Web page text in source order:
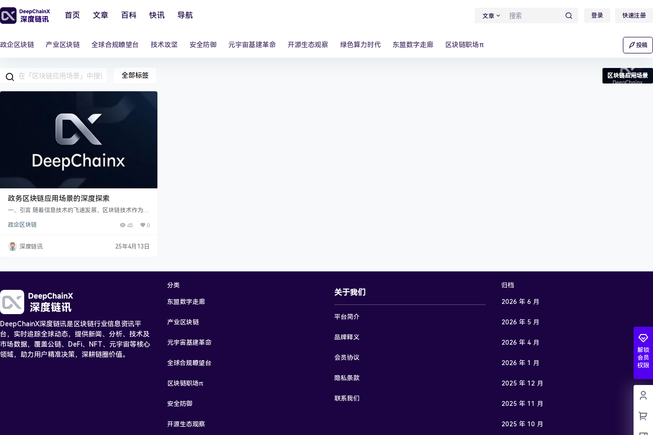
首页 文章 百科 快讯 导航 文章 登录 快速注册
政企区块链 产业区块链 全球合规瞭望台 技术攻坚 安全防御 元宇宙基建革命 开源生态观察 绿色算力时代 东盟数字走廊 区块链职场π 投稿
全部标签 区块链应用场景
政务区块链应用场景的深度探索
一、引言 随着信息技术的飞速发展，区块链技术作为新
在政务服务领域展现出巨大的应用潜力。政务区块链的
有效保障数据安全，推动政府治理能力的现代化。本文
将详细介绍政务区块链在多个应用场景中的具体实践，
一个不可篡改…
政企区块链 45 0
深度链讯 25年4月13日
解锁
会员
权限
DeepChainX深度链讯是区块链行业信息资讯平
台，实时追踪全球动态，提供新闻、分析、技术及
市场数据，覆盖公链、DeFi、NFT、元宇宙等核心
领域，助力用户精准决策，深耕链圈价值。
分类
东盟数字走廊
产业区块链
元宇宙基建革命
全球合规瞭望台
区块链职场π
安全防御
开源生态观察
关于我们
平台简介
品牌释义
会员协议
隐私条款
联系我们
归档
2026 年 6 月
2026 年 5 月
2026 年 4 月
2026 年 1 月
2025 年 12 月
2025 年 11 月
2025 年 10 月